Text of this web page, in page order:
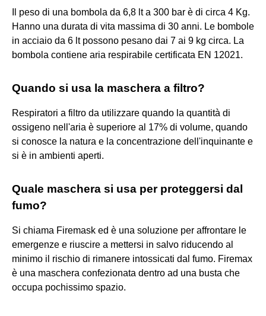
Il peso di una bombola da 6,8 lt a 300 bar è di circa 4 Kg.
Hanno una durata di vita massima di 30 anni. Le bombole
in acciaio da 6 lt possono pesano dai 7 ai 9 kg circa. La
bombola contiene aria respirabile certificata EN 12021.
Quando si usa la maschera a filtro?
Respiratori a filtro da utilizzare quando la quantità di
ossigeno nell'aria è superiore al 17% di volume, quando
si conosce la natura e la concentrazione dell'inquinante e
si è in ambienti aperti.
Quale maschera si usa per proteggersi dal
fumo?
Si chiama Firemask ed è una soluzione per affrontare le
emergenze e riuscire a mettersi in salvo riducendo al
minimo il rischio di rimanere intossicati dal fumo. Firemax
è una maschera confezionata dentro ad una busta che
occupa pochissimo spazio.